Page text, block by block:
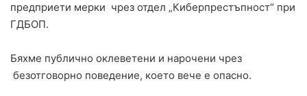
предприети мерки чрез отдел „Киберпрестъпност“ при
ГДБОП.
Бяхме публично оклеветени и нарочени чрез
безотговорно поведение, което вече е опасно.